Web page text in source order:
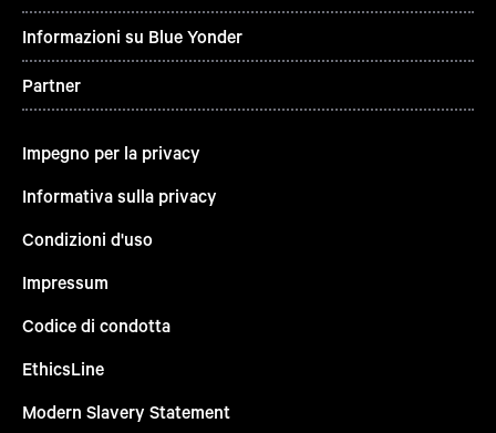
Informazioni su Blue Yonder
Partner
Impegno per la privacy
Informativa sulla privacy
Condizioni d'uso
Impressum
Codice di condotta
EthicsLine
Modern Slavery Statement